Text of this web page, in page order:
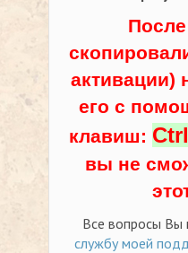
После
активации)
его с
клавиш:
вы не
Все вопросы Вы
службу моей